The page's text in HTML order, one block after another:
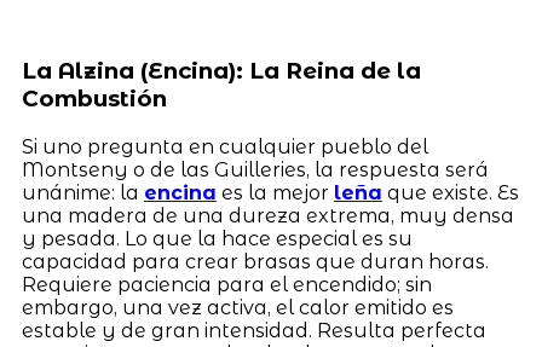
La Alzina (Encina): La Reina de la
Combustión
Si uno pregunta en cualquier pueblo del
Montseny o de las Guilleries, la respuesta será
unánime: la encina es la mejor leña que existe. Es
una madera de una dureza extrema, muy densa
y pesada. Lo que la hace especial es su
capacidad para crear brasas que duran horas.
Requiere paciencia para el encendido; sin
embargo, una vez activa, el calor emitido es
estable y de gran intensidad. Resulta perfecta